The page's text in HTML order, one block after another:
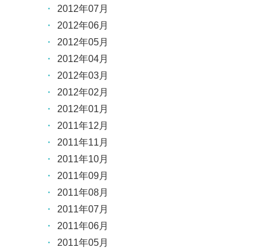
2012年07月
2012年06月
2012年05月
2012年04月
2012年03月
2012年02月
2012年01月
2011年12月
2011年11月
2011年10月
2011年09月
2011年08月
2011年07月
2011年06月
2011年05月